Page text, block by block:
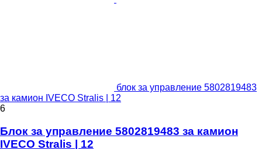
блок за управление 5802819483
за камион IVECO Stralis | 12
6
Блок за управление 5802819483 за камион
IVECO Stralis | 12